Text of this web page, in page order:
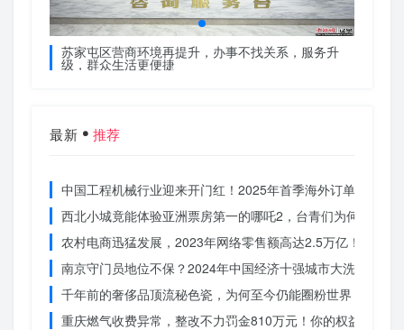
苏家屯区营商环境再提升，办事不找关系，服务升
级，群众生活更便捷
最新 推荐
中国工程机械行业迎来开门红！2025年首季海外订单激增，
西北小城竟能体验亚洲票房第一的哪吒2，台青们为何如此惊
农村电商迅猛发展，2023年网络零售额高达2.5万亿！你还在
南京守门员地位不保？2024年中国经济十强城市大洗牌
千年前的奢侈品顶流秘色瓷，为何至今仍能圈粉世界？揭秘
重庆燃气收费异常，整改不力罚金810万元！你的权益被侵犯